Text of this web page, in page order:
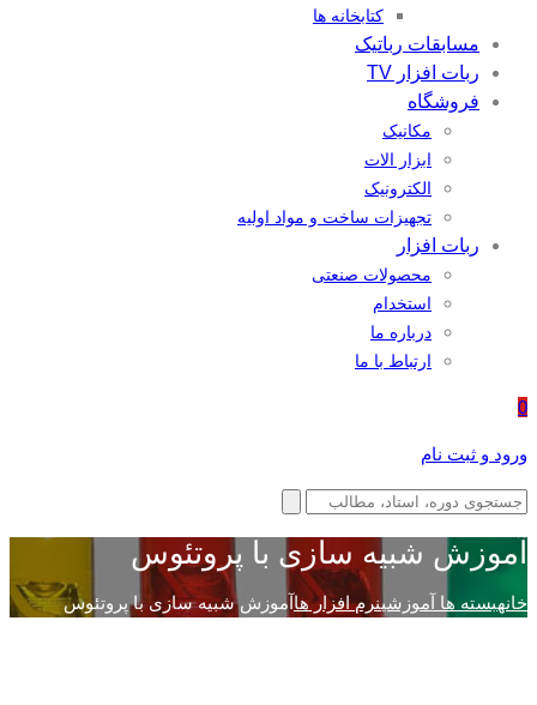
کتابخانه ها
مسابقات رباتیک
ربات افزار TV
فروشگاه
مکانیک
ابزار الات
الکترونیک
تجهیزات ساخت و مواد اولیه
ربات افزار
محصولات صنعتی
استخدام
درباره ما
ارتباط با ما
0
ورود و ثبت نام
آموزش شبیه سازی با پروتئوس
خانهبسته ها آموزشینرم افزار هاآموزش شبیه سازی با پروتئوس